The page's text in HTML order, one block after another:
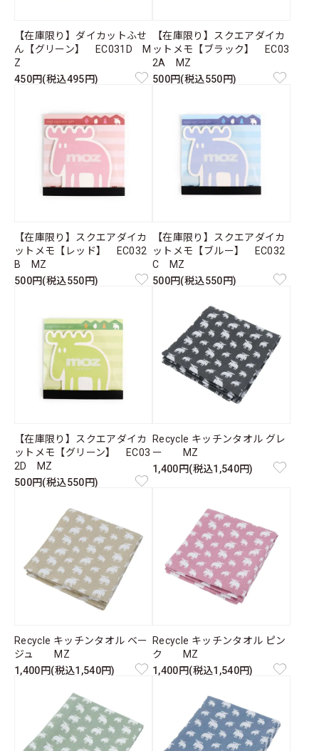
【在庫限り】ダイカットふせ
ん【グリーン】 EC031D M
Z
450円(税込495円)
【在庫限り】スクエアダイカ
ットメモ【ブラック】 EC03
2A MZ
500円(税込550円)
【在庫限り】スクエアダイカ
ットメモ【レッド】 EC032
B MZ
500円(税込550円)
【在庫限り】スクエアダイカ
ットメモ【ブルー】 EC032
C MZ
500円(税込550円)
【在庫限り】スクエアダイカ
ットメモ【グリーン】 EC03
2D MZ
500円(税込550円)
Recycle キッチンタオル グレ
ー MZ
1,400円(税込1,540円)
Recycle キッチンタオル ベー
ジュ MZ
1,400円(税込1,540円)
Recycle キッチンタオル ピン
ク MZ
1,400円(税込1,540円)